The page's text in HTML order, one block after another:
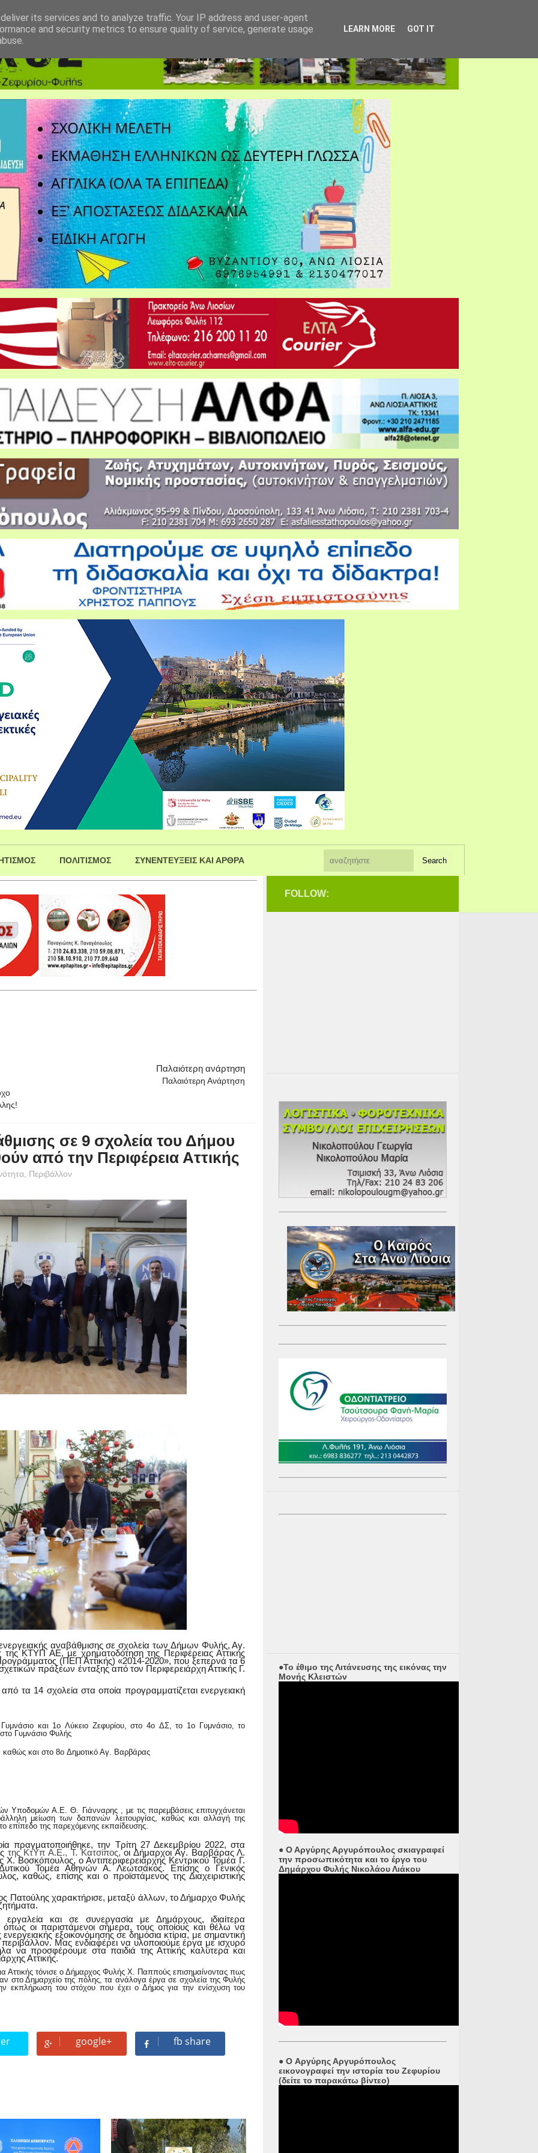
ΠΟΛΙΤΙΣΜΟΣ ΣΥΝΕΝΤΕΥΞΕΙΣ ΚΑΙ ΑΡΘΡΑ
Παλαιότερη ανάρτηση
Παλαιότερη Ανάρτηση
σε 9 σχολεία του Δήμου
από την Περιφέρεια Αττικής
Περιβάλλον
αναβάθμισης σε σχολεία των Δήμων Φυλής, Αγ.
της ΚΤΥΠ ΑΕ, με χρηματοδότηση της Περιφέρειας Αττικής
(ΠΕΠ Αττικής) «2014-2020»,που ξεπερνά τα 6
πράξεων ένταξης από τον Περιφερειάρχη Αττικής Γ.
τα 14 σχολεία στα οποία προγραμματίζεται ενεργειακή
και 1ο Λύκειο Ζεφυρίου,στο 4ο ΔΣ, το 1ο Γυμνάσιο, το
Γυμνάσιο Φυλής
και στο 8ο Δημοτικό Αγ. Βαρβάρας
Υποδομών Α.Ε. Θ. Γιάνναρης , με τις παρεμβάσειςεπιτυγχάνεται
μείωση των δαπανών λειτουργίας, καθώς και αλλαγή της
επίπεδο της παρεχόμενης εκπαίδευσης.
πραγματοποιήθηκε, την Τρίτη 27 Δεκεμβρίου 2022, στα
της ΚτΥπ Α.Ε., Τ. Κατσίπος,οι Δήμαρχοι Αγ. Βαρβάρας Λ.
Βοσκόπουλος, ο Αντιπεριφερειάρχης Κεντρικού Τομέα Γ.
Τομέα Αθηνών Α. Λεωτσάκος. Επίσης ο Γενικός
καθώς, επίσης και ο προϊστάμενος της Διαχειριστικής
Πατούλης χαρακτήρισε, μεταξύ άλλων, το Δήμαρχο Φυλής
εργαλεία και σε συνεργασία με Δημάρχους, ιδιαίτερα
όπως οι παριστάμενοι σήμερα, τους οποίους και θέλω να
εξοικονόμησης σε δημόσια κτίρια, με σημαντική
Μας ενδιαφέρει να υλοποιούμε έργα με ισχυρό
να προσφέρουμε στα παιδιά της Αττικής καλύτερα και
Αττικής.
Αττικής τόνισεο Δήμαρχος Φυλής Χ. Παππούς επισημαίνοντας πως
στο Δημαρχείο της πόλης, τα ανάλογα έργα σε σχολεία της Φυλής
εκπλήρωση του στόχου που έχει ο Δήμος για την ενίσχυση του
google+ fb share
FOLLOW:
●Το έθιμο της Λιτάνευσης της εικόνας την
Μονής Κλειστών
● Ο Αργύρης Αργυρόπουλος σκιαγραφεί
την προσωπικότητα και το έργο του
Δημάρχου Φυλής Νικολάου Λιάκου
● O Αργύρης Αργυρόπουλος
εικονογραφεί την ιστορία του Ζεφυρίου
(δείτε το παρακάτω βίντεο)
its services and to analyze traffic. Your IP address and user-agent
and security metrics to ensure quality of service, generate usage
LEARN MORE GOT IT